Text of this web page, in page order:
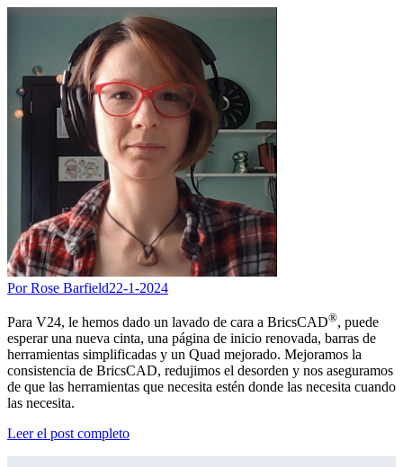
Por Rose Barfield22-1-2024
Para V24, le hemos dado un lavado de cara a BricsCAD®, puede
esperar una nueva cinta, una página de inicio renovada, barras de
herramientas simplificadas y un Quad mejorado. Mejoramos la
consistencia de BricsCAD, redujimos el desorden y nos aseguramos
de que las herramientas que necesita estén donde las necesita cuando
las necesita.
Leer el post completo